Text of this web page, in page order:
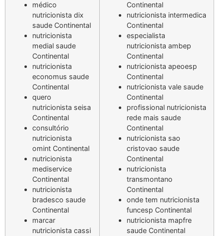
médico
nutricionista dix
saude Continental
nutricionista
medial saude
Continental
nutricionista
economus saude
Continental
quero
nutricionista seisa
Continental
consultório
nutricionista
omint Continental
nutricionista
mediservice
Continental
nutricionista
bradesco saude
Continental
marcar
nutricionista cassi
Continental
nutricionista intermedica
Continental
especialista
nutricionista ambep
Continental
nutricionista apeoesp
Continental
nutricionista vale saude
Continental
profissional nutricionista
rede mais saude
Continental
nutricionista sao
cristovao saude
Continental
nutricionista
transmontano
Continental
onde tem nutricionista
funcesp Continental
nutricionista mapfre
saude Continental